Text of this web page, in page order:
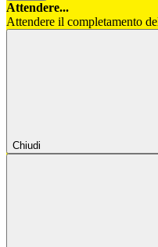
Attendere...
Attendere il completamento
Chiudi